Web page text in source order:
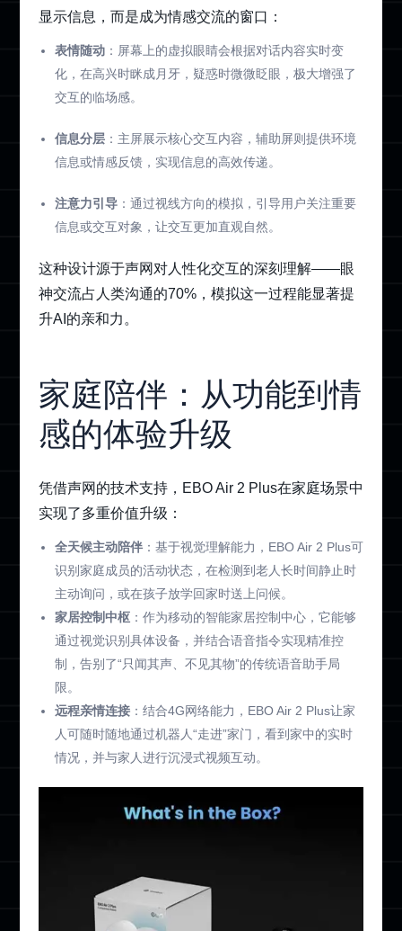
显示信息，而是成为情感交流的窗口：
表情随动：屏幕上的虚拟眼睛会根据对话内容实时变
化，在高兴时眯成月牙，疑惑时微微眨眼，极大增强了
交互的临场感。
信息分层：主屏展示核心交互内容，辅助屏则提供环境
信息或情感反馈，实现信息的高效传递。
注意力引导：通过视线方向的模拟，引导用户关注重要
信息或交互对象，让交互更加直观自然。
这种设计源于声网对人性化交互的深刻理解——眼
神交流占人类沟通的70%，模拟这一过程能显著提
升AI的亲和力。
家庭陪伴：从功能到情
感的体验升级
凭借声网的技术支持，EBO Air 2 Plus在家庭场景中
实现了多重价值升级：
全天候主动陪伴：基于视觉理解能力，EBO Air 2 Plus可
识别家庭成员的活动状态，在检测到老人长时间静止时
主动询问，或在孩子放学回家时送上问候。
家居控制中枢：作为移动的智能家居控制中心，它能够
通过视觉识别具体设备，并结合语音指令实现精准控
制，告别了“只闻其声、不见其物”的传统语音助手局
限。
远程亲情连接：结合4G网络能力，EBO Air 2 Plus让家
人可随时随地通过机器人“走进”家门，看到家中的实时
情况，并与家人进行沉浸式视频互动。